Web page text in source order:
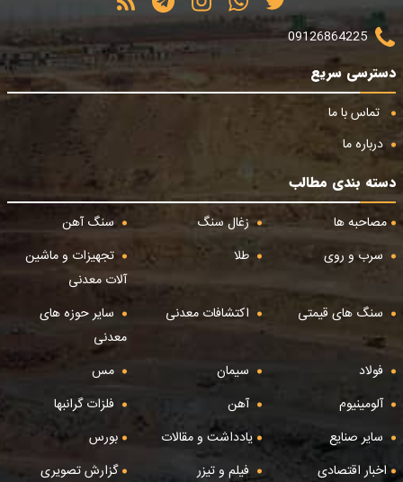
09126864225
دسترسی سریع
تماس با ما
درباره ما
دسته بندی مطالب
مصاحبه ها
زغال سنگ
سنگ آهن
سرب و روی
طلا
تجهیزات و ماشین
آلات معدنی
سنگ های قیمتی
اکتشافات معدنی
سایر حوزه های
معدنی
فولاد
سیمان
مس
آلومینیوم
آهن
فلزات گرانبها
سایر صنایع
یادداشت و مقالات
بورس
اخبار اقتصادی
فیلم و تیزر گزارش تصویری